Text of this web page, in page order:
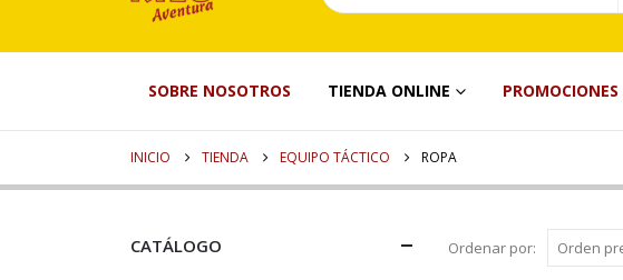
SOBRE NOSOTROS TIENDA ONLINE PROMOCIONES
INICIO TIENDA EQUIPO TÁCTICO ROPA
Ordenar por:
CATÁLOGO